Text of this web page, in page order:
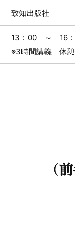
致知出版社
13：00 ～ 16
※3時間講義 休憩
（